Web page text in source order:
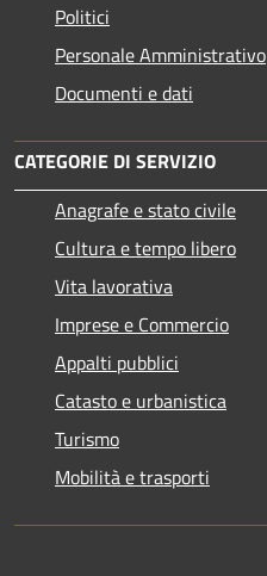
Politici
Personale Amministrativo
Documenti e dati
CATEGORIE DI SERVIZIO
Anagrafe e stato civile
Cultura e tempo libero
Vita lavorativa
Imprese e Commercio
Appalti pubblici
Catasto e urbanistica
Turismo
Mobilità e trasporti